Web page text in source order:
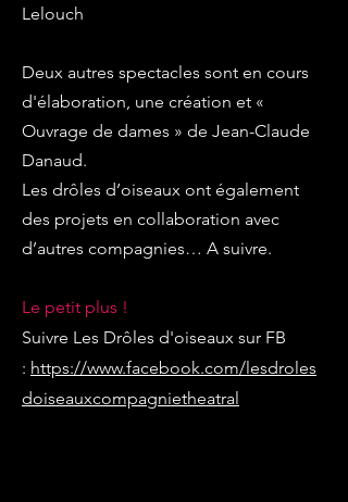
Lelouch
Deux autres spectacles sont en cours
d'élaboration, une création et «
Ouvrage de dames » de Jean-Claude
Danaud.
Les drôles d’oiseaux ont également
des projets en collaboration avec
d’autres compagnies… A suivre.
Le petit plus !
Suivre Les Drôles d'oiseaux sur FB
: https://www.facebook.com/lesdroles
doiseauxcompagnietheatral